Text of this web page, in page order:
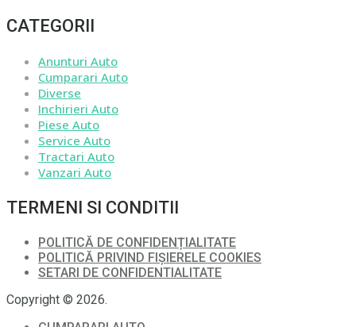
CATEGORII
Anunturi Auto
Cumparari Auto
Diverse
Inchirieri Auto
Piese Auto
Service Auto
Tractari Auto
Vanzari Auto
TERMENI SI CONDITII
POLITICĂ DE CONFIDENȚIALITATE
POLITICĂ PRIVIND FIȘIERELE COOKIES
SETARI DE CONFIDENTIALITATE
Copyright © 2026.